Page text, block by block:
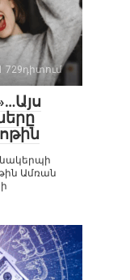
729դիտում
Ամռան